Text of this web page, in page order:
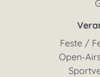
Feste /
Open-